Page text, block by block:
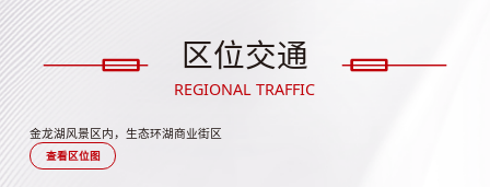
区位交通
REGIONAL TRAFFIC
金龙湖风景区内，生态环湖商业街区
查看区位图